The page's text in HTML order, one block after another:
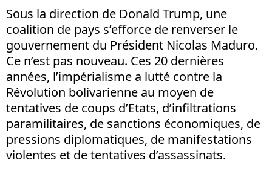
Sous la direction de Donald Trump, une
coalition de pays s’efforce de renverser le
gouvernement du Président Nicolas Maduro.
Ce n’est pas nouveau. Ces 20 dernières
années, l’impérialisme a lutté contre la
Révolution bolivarienne au moyen de
tentatives de coups d’Etats, d’infiltrations
paramilitaires, de sanctions économiques, de
pressions diplomatiques, de manifestations
violentes et de tentatives d’assassinats.